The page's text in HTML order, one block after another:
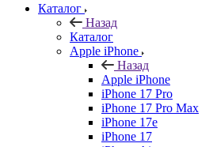
Каталог
Назад
Каталог
Apple iPhone
Назад
Apple iPhone
iPhone 17 Pro
iPhone 17 Pro Max
iPhone 17e
iPhone 17